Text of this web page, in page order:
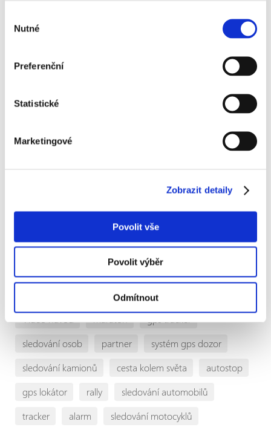
souhlasu
Nutné
Preferenční
Statistické
Marketingové
Zobrazit detaily
Povolit vše
Povolit výběr
Odmítnout
Novinky v mobilní aplikaci GPS Dozor 3.0: Co je nového a proč to oceníte
Jsme na sociálních sítích
Štítky
Video návod maraton
gps tracker
sledování osob
partner
systém gps dozor
sledování kamionů
cesta kolem světa
autostop
gps lokátor
rally
sledování automobilů
tracker
alarm
sledování motocyklů